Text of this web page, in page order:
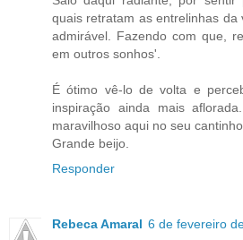
quais retratam as entrelinhas da
admirável. Fazendo com que,
em outros sonhos'.
É ótimo vê-lo de volta e
inspiração ainda mais
maravilhoso aqui no seu cantinho.
Grande beijo.
Responder
Rebeca Amaral 6 de fevereiro